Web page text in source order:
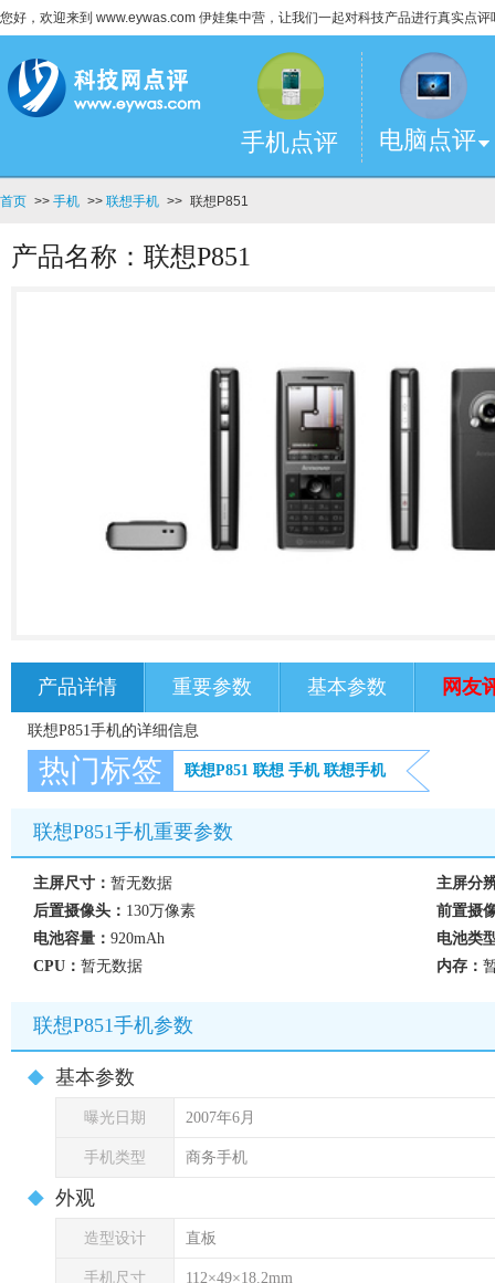
您好，欢迎来到 www.eywas.com 伊娃集中营，让我们一起对科技产品进行真实点评
手机点评 电脑点评
首页 >> 手机 >> 联想手机 >> 联想P851
产品名称：联想P851
产品详情 重要参数 基本参数 网友
联想P851手机的详细信息
热门标签 联想P851 联想 手机 联想手机
联想P851手机重要参数
主屏尺寸： 暂无数据
主屏分
后置摄像头： 130万像素
前置摄
电池容量： 920mAh
电池类
CPU： 暂无数据 内存：
联想P851手机参数
基本参数
曝光日期 2007年6月
手机类型 商务手机
外观
造型设计 直板
手机尺寸 112×49×18.2mm